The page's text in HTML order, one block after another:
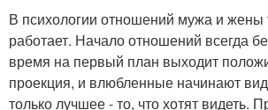
В психологии отношений мужа и жены
работает. Начало отношений всегда
время на первый план выходит
проекция, и влюбленные начинают
только лучшее - то, что хотят видеть.